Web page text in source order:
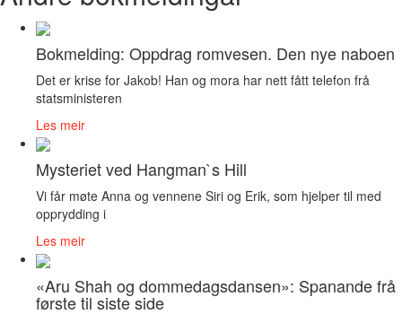
Bokmelding: Oppdrag romvesen. Den nye naboen
Det er krise for Jakob! Han og mora har nett fått telefon frå
statsministeren
Les meir
Mysteriet ved Hangman`s Hill
Vi får møte Anna og vennene Siri og Erik, som hjelper til med
opprydding i
Les meir
«Aru Shah og dommedagsdansen»: Spanande frå
første til siste side